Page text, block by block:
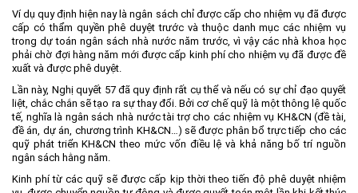
Ví dụ quy định hiện nay là ngân sách chỉ được cấp cho nhiệm vụ đã được
cấp có thẩm quyền phê duyệt trước và thuộc danh mục các nhiệm vụ
trong dự toán ngân sách nhà nước năm trước, vì vậy các nhà khoa học
phải chờ đợi hàng năm mới được cấp kinh phí cho nhiệm vụ đã được đề
xuất và được phê duyệt.
Lần này, Nghị quyết 57 đã quy định rất cụ thể và nếu có sự chỉ đạo quyết
liệt, chắc chắn sẽ tạo ra sự thay đổi. Bởi cơ chế quỹ là một thông lệ quốc
tế, nghĩa là ngân sách nhà nước tài trợ cho các nhiệm vụ KH&CN (đề tài,
đề án, dự án, chương trình KH&CN…) sẽ được phân bổ trực tiếp cho các
quỹ phát triển KH&CN theo mức vốn điều lệ và khả năng bố trí nguồn
ngân sách hằng năm.
Kinh phí từ các quỹ sẽ được cấp kịp thời theo tiến độ phê duyệt nhiệm